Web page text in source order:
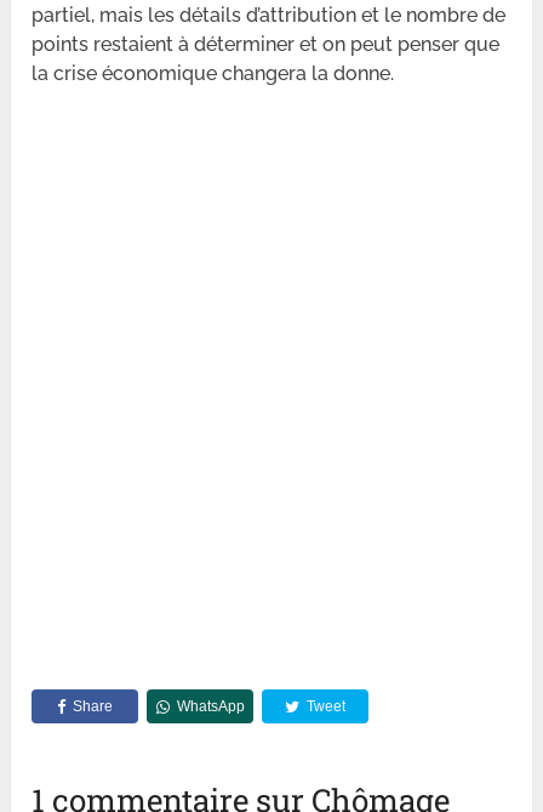
partiel, mais les détails d’attribution et le nombre de
points restaient à déterminer et on peut penser que
la crise économique changera la donne.
Share WhatsApp Tweet
1 commentaire sur Chômage